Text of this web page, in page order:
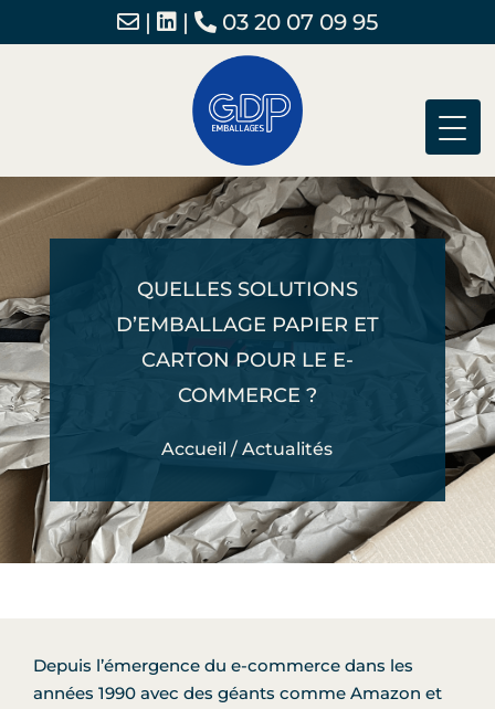
| | 03 20 07 09 95
QUELLES SOLUTIONS
D’EMBALLAGE PAPIER ET
CARTON POUR LE E-
COMMERCE ?
Accueil /Actualités
Depuis l’émergence du e-commerce dans les
années 1990 avec des géants comme Amazon et